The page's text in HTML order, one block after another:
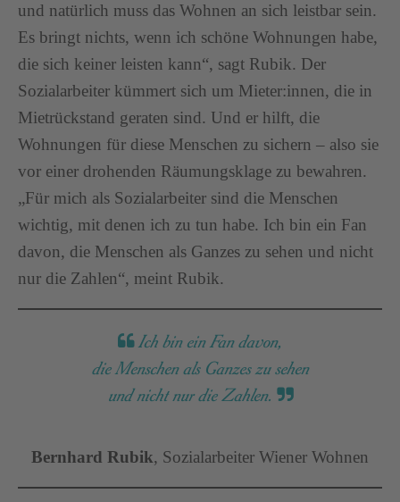
und natürlich muss das Wohnen an sich leistbar sein.
Es bringt nichts, wenn ich schöne Wohnungen habe,
die sich keiner leisten kann“, sagt Rubik. Der
Sozialarbeiter kümmert sich um Mieter:innen, die in
Mietrückstand geraten sind. Und er hilft, die
Wohnungen für diese Menschen zu sichern – also sie
vor einer drohenden Räumungsklage zu bewahren.
„Für mich als Sozialarbeiter sind die Menschen
wichtig, mit denen ich zu tun habe. Ich bin ein Fan
davon, die Menschen als Ganzes zu sehen und nicht
nur die Zahlen“, meint Rubik.
Ich bin ein Fan davon,
die Menschen als Ganzes zu sehen
und nicht nur die Zahlen.
Bernhard Rubik, Sozialarbeiter Wiener Wohnen